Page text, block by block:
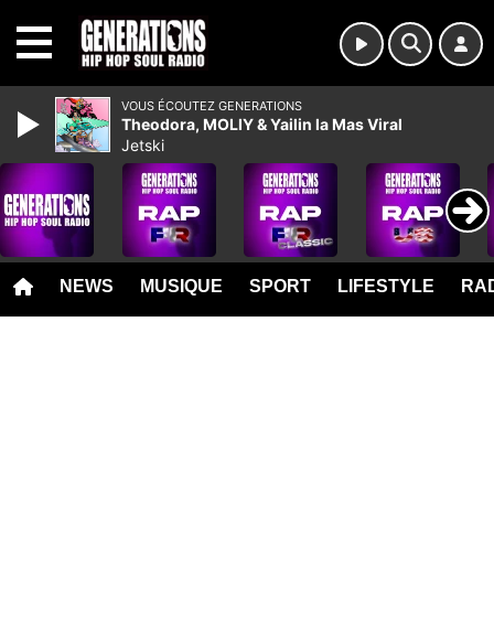
NEWS MUSIQUE SPORT LIFESTYLE
VOUS ÉCOUTEZ GENERATIONS
Theodora, MOLIY & Yailin la Mas Viral
Jetski